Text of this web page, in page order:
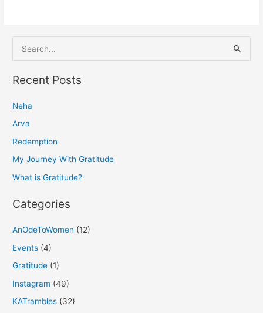
e
a
c
h
f
o
Recent Posts
Neha
Arva
Redemption
My Journey With Gratitude
What is Gratitude?
Categories
AnOdeToWomen (12)
Events (4)
Gratitude (1)
Instagram (49)
KATrambles (32)